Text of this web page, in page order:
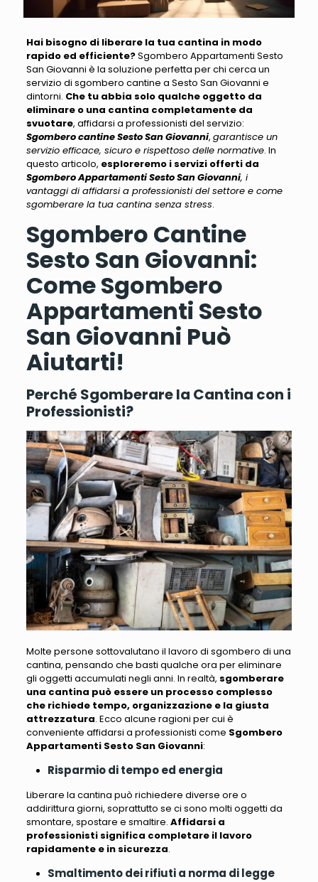
Hai bisogno di liberare la tua cantina in modo
rapido ed efficiente?Sgombero Appartamenti Sesto
San Giovanni è la soluzione perfetta per chi cerca un
servizio di sgombero cantine a Sesto San Giovanni e
dintorni. Che tu abbia solo qualche oggetto da
eliminare o una cantina completamente da
svuotare, affidarsi a professionisti del servizio:
Sgombero cantine Sesto San Giovanni, garantisce un
servizio efficace, sicuro e rispettoso delle normative. In
questo articolo, esploreremo i servizi offerti da
Sgombero Appartamenti Sesto San Giovanni, i
vantaggi di affidarsi a professionisti del settore e come
sgomberare la tua cantina senza stress.
Sgombero Cantine
Sesto San Giovanni:
Come Sgombero
Appartamenti Sesto
San Giovanni Può
Aiutarti!
Perché Sgomberare la Cantina con i
Professionisti?
Molte persone sottovalutano il lavoro di sgombero di una
cantina, pensando che basti qualche ora per eliminare
gli oggetti accumulati negli anni. In realtà, sgomberare
una cantina può essere un processo complesso
che richiede tempo, organizzazione e la giusta
attrezzatura. Ecco alcune ragioni per cui è
conveniente affidarsi a professionisti come Sgombero
Appartamenti Sesto San Giovanni:
Risparmio di tempo ed energia
Liberare la cantina può richiedere diverse ore o
addirittura giorni, soprattutto se ci sono molti oggetti da
smontare, spostare e smaltire. Affidarsi a
professionisti significa completare il lavoro
rapidamente e in sicurezza.
Smaltimento dei rifiuti a norma di legge